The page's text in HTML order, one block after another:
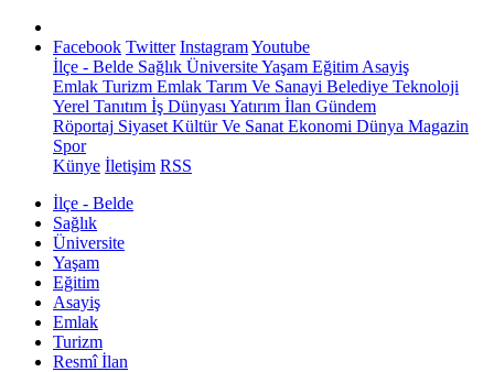
Facebook Twitter InstagramYoutube
İlçe - Belde Sağlık ÜniversiteYaşam Eğitim Asayiş
Emlak Turizm Emlak Tarım Ve Sanayi Belediye Teknoloji
Yerel Tanıtım İş Dünyası Yatırım İlan Gündem
Röportaj Siyaset Kültür Ve Sanat Ekonomi Dünya Magazin
Spor
Künye İletişim RSS
İlçe - Belde
Sağlık
Üniversite
Yaşam
Eğitim
Asayiş
Emlak
Turizm
Resmî İlan